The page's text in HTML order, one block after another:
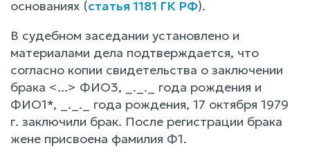
основаниях (статья 1181 ГК РФ).
В судебном заседании установлено и
материалами дела подтверждается, что
согласно копии свидетельства о заключении
брака <...> ФИО3, _._._ года рождения и
ФИО1*, _._._ года рождения, 17 октября 1979
г. заключили брак. После регистрации брака
жене присвоена фамилия Ф1.